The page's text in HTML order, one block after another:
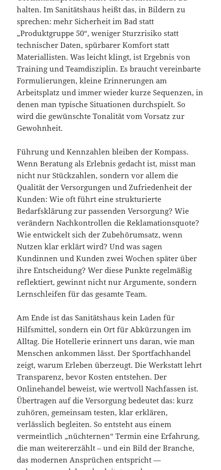
halten. Im Sanitätshaus heißt das, in Bildern zu
sprechen: mehr Sicherheit im Bad statt
„Produktgruppe 50“, weniger Sturzrisiko statt
technischer Daten, spürbarer Komfort statt
Materiallisten. Was leicht klingt, ist Ergebnis von
Training und Teamdisziplin. Es braucht vereinbarte
Formulierungen, kleine Erinnerungen am
Arbeitsplatz und immer wieder kurze Sequenzen, in
denen man typische Situationen durchspielt. So
wird die gewünschte Tonalität vom Vorsatz zur
Gewohnheit.
Führung und Kennzahlen bleiben der Kompass.
Wenn Beratung als Erlebnis gedacht ist, misst man
nicht nur Stückzahlen, sondern vor allem die
Qualität der Versorgungen und Zufriedenheit der
Kunden: Wie oft führt eine strukturierte
Bedarfsklärung zur passenden Versorgung? Wie
verändern Nachkontrollen die Reklamationsquote?
Wie entwickelt sich der Zubehörumsatz, wenn
Nutzen klar erklärt wird? Und was sagen
Kundinnen und Kunden zwei Wochen später über
ihre Entscheidung? Wer diese Punkte regelmäßig
reflektiert, gewinnt nicht nur Argumente, sondern
Lernschleifen für das gesamte Team.
Am Ende ist das Sanitätshaus kein Laden für
Hilfsmittel, sondern ein Ort für Abkürzungen im
Alltag. Die Hotellerie erinnert uns daran, wie man
Menschen ankommen lässt. Der Sportfachhandel
zeigt, warum Erleben überzeugt. Die Werkstatt lehrt
Transparenz, bevor Kosten entstehen. Der
Onlinehandel beweist, wie wertvoll Nachfassen ist.
Übertragen auf die Versorgung bedeutet das: kurz
zuhören, gemeinsam testen, klar erklären,
verlässlich begleiten. So entsteht aus einem
vermeintlich „nüchternen“ Termin eine Erfahrung,
die man weitererzählt – und ein Bild der Branche,
das modernen Ansprüchen entspricht —